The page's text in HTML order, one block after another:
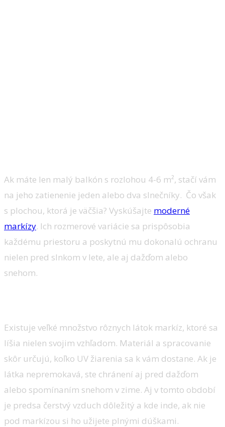
Ak máte len malý balkón s rozlohou 4-6 m², stačí vám
na jeho zatienenie jeden alebo dva slnečníky. Čo však
s plochou, ktorá je väčšia? Vyskúšajte moderné
markízy. Ich rozmerové variácie sa prispôsobia
každému priestoru a poskytnú mu dokonalú ochranu
nielen pred slnkom v lete, ale aj dažďom alebo
snehom.
Existuje veľké množstvo rôznych látok markíz, ktoré sa
líšia nielen svojim vzhľadom. Materiál a spracovanie
skôr určujú, koľko UV žiarenia sa k vám dostane. Ak je
látka nepremokavá, ste chránení aj pred dažďom
alebo spomínaním snehom v zime. Aj v tomto období
je predsa čerstvý vzduch dôležitý a kde inde, ak nie
pod markízou si ho užijete plnými dúškami.